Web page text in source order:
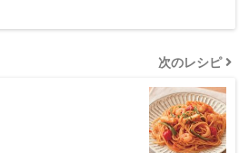
次のレシピ